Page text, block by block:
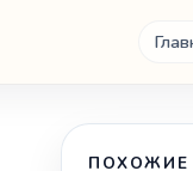
ПОХОЖИЕ